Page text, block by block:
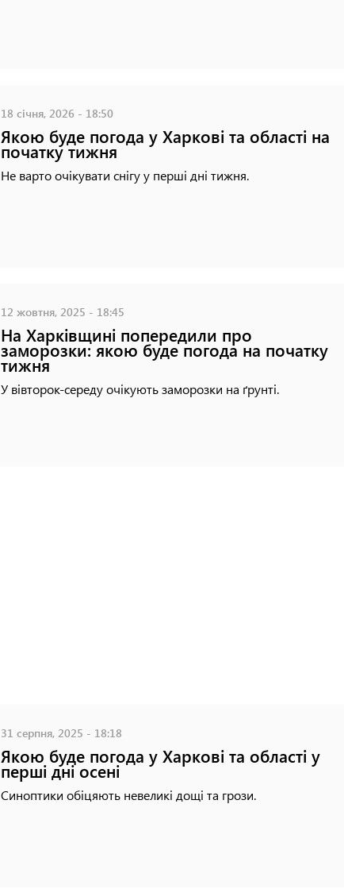
18 січня, 2026 - 18:50
Якою буде погода у Харкові та області на
початку тижня
Не варто очікувати снігу у перші дні тижня.
12 жовтня, 2025 - 18:45
На Харківщині попередили про
заморозки: якою буде погода на початку
тижня
У вівторок-середу очікують заморозки на ґрунті.
31 серпня, 2025 - 18:18
Якою буде погода у Харкові та області у
перші дні осені
Синоптики обіцяють невеликі дощі та грози.